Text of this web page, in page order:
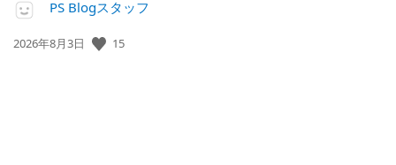
PS Blogスタッフ
公
2026年8月3日 15